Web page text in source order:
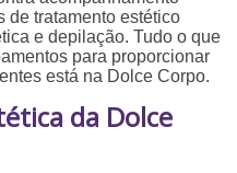
de tratamento estético
e depilação. Tudo o que
para proporcionar
está na Dolce Corpo.
da Dolce